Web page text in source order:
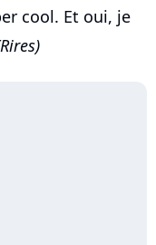
cool. Et oui, je